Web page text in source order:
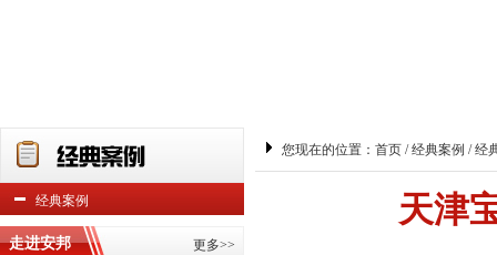
经典案例
走进安邦 更多>>
您现在的位置： 首页 /经典案例 / 经
天津